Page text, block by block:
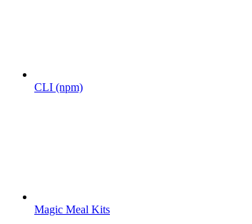
CLI (npm)
Magic Meal Kits